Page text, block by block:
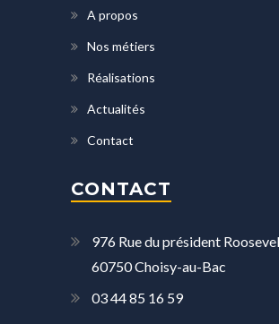
A propos
Nos métiers
Réalisations
Actualités
Contact
CONTACT
976 Rue du président
60750 Choisy-au-Bac
03 44 85 16 59